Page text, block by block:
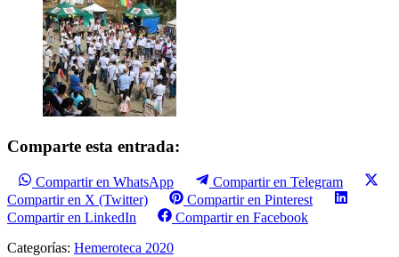
Comparte esta entrada:
Compartir en WhatsApp
Compartir en Telegram
Compartir en X (Twitter)
Compartir en Pinterest
Compartir en LinkedIn
Compartir en Facebook
Categorías: Hemeroteca 2020